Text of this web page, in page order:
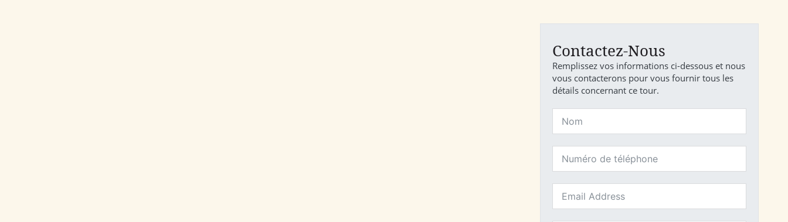
Contactez-Nous
Remplissez vos informations ci-dessous et nous
vous contacterons pour vous fournir tous les
détails concernant ce tour.